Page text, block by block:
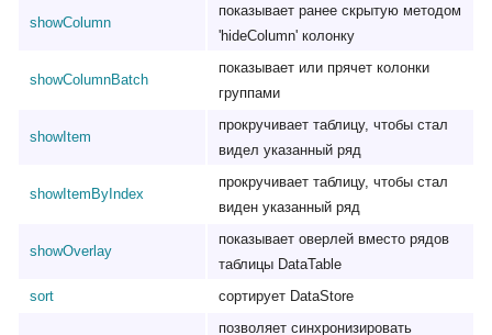
showColumn
показывает ранее скрытую методом
'hideColumn' колонку
showColumnBatch
показывает или прячет колонки
группами
showItem
прокручивает таблицу, чтобы стал
видел указанный ряд
showItemByIndex
прокручивает таблицу, чтобы стал
виден указанный ряд
showOverlay
показывает оверлей вместо рядов
таблицы DataTable
sort
сортирует DataStore
позволяет синхронизировать